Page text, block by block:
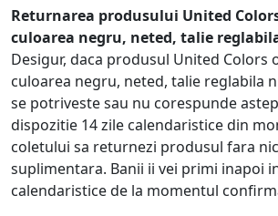
Returnarea produsului United
culoarea negru, neted, talie
Desigur, daca produsul United Colors
culoarea negru, neted, talie reglabila
se potriveste sau nu corespunde
dispozitie 14 zile calendaristice din
coletului sa returnezi produsul fara
suplimentara. Banii ii vei primi inapoi
calendaristice de la momentul